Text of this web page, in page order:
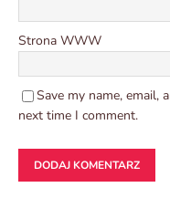
Strona WWW
Save my name,
next time I comment.